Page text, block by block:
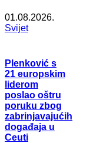
01.08.2026.
Svijet
Plenković s
21 europskim
liderom
poslao oštru
poruku zbog
zabrinjavajućih
događaja u
Ceuti